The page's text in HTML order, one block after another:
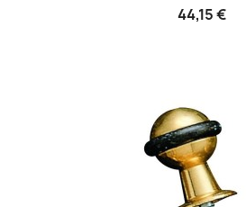
44,15 €